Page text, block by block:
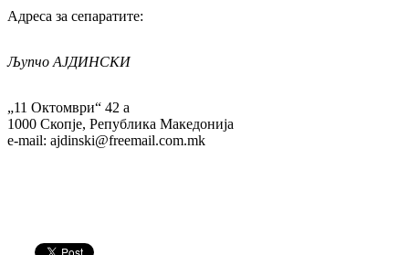
Адреса за сепаратите:
Љупчо АЈДИНСКИ
„11 Октомври“ 42 а
1000 Скопје, Република Македонија
е-mail: ajdinski@freemail.com.mk